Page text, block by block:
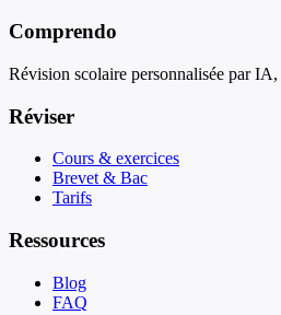
Comprendo
Révision scolaire personnalisée par
Réviser
Cours & exercices
Brevet & Bac
Tarifs
Ressources
Blog
FAQ